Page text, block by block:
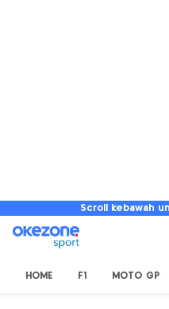
Scroll kebawah
HOME F1 MOTO GP